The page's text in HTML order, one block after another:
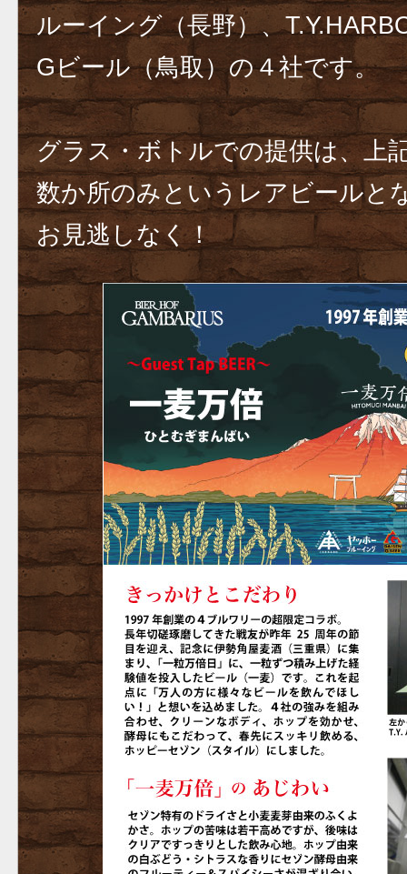
ルーイング（長野）、
Gビール（鳥取）の４社です。
グラス・ボトルでの提供は、上
数か所のみというレアビールと
お見逃しなく！